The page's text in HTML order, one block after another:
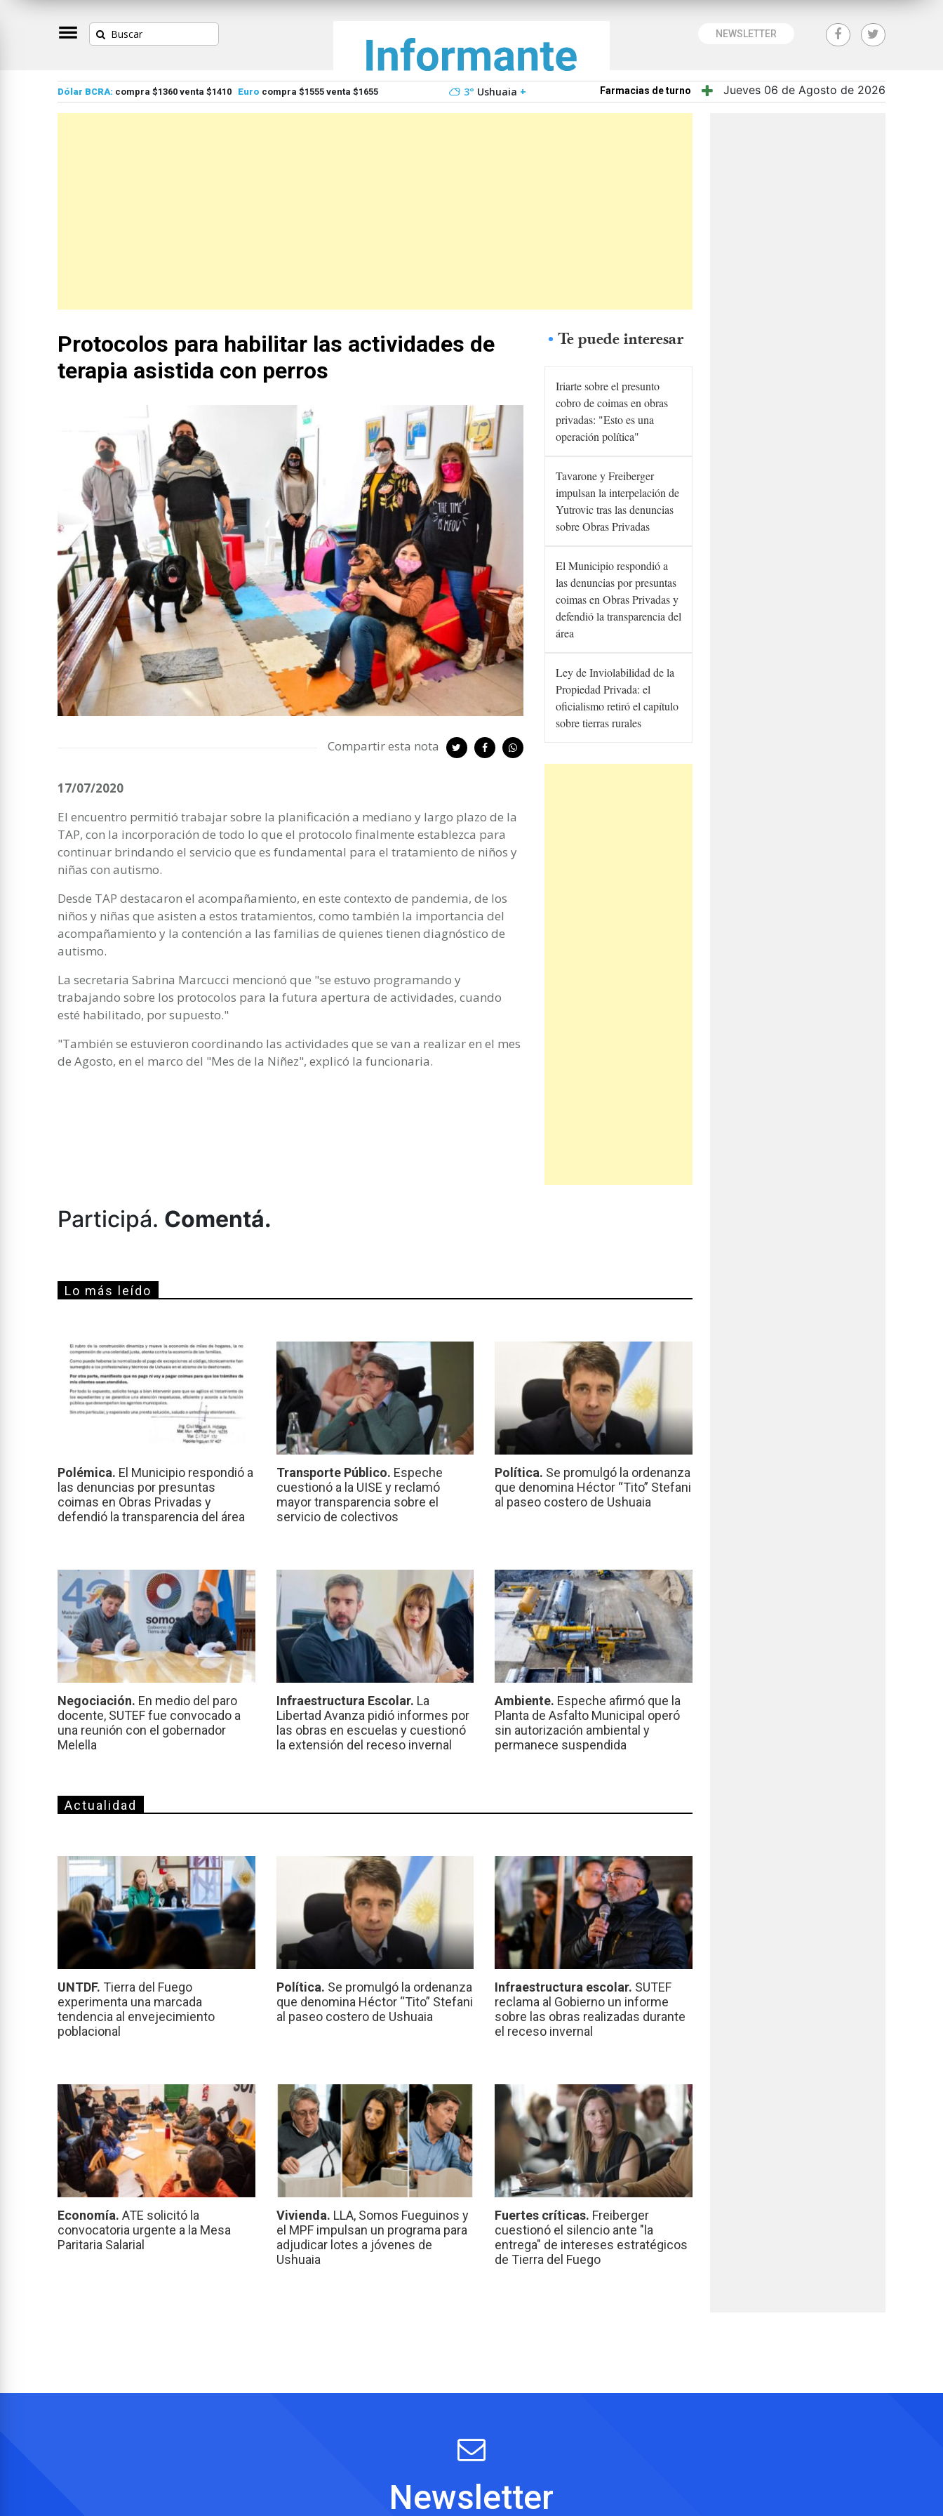
NEWSLETTER
Dólar BCRA: compra $1360 venta $1410 Euro compra $1555 venta $1655 3° Ushuaia + Farmacias de turno Jueves 06 de Agosto de 2026
Protocolos para habilitar las actividades de
terapia asistida con perros
Compartir esta nota
17/07/2020
El encuentro permitió trabajar sobre la planificación a mediano y largo plazo de la
TAP, con la incorporación de todo lo que el protocolo finalmente establezca para
continuar brindando el servicio que es fundamental para el tratamiento de niños y
niñas con autismo.
Desde TAP destacaron el acompañamiento, en este contexto de pandemia, de los
niños y niñas que asisten a estos tratamientos, como también la importancia del
acompañamiento y la contención a las familias de quienes tienen diagnóstico de
autismo.
La secretaria Sabrina Marcucci mencionó que "se estuvo programando y
trabajando sobre los protocolos para la futura apertura de actividades, cuando
esté habilitado, por supuesto."
"También se estuvieron coordinando las actividades que se van a realizar en el mes
de Agosto, en el marco del "Mes de la Niñez", explicó la funcionaria.
Te puede interesar
Iriarte sobre el presunto
cobro de coimas en obras
privadas: "Esto es una
operación política"
Tavarone y Freiberger
impulsan la interpelación de
Yutrovic tras las denuncias
sobre Obras Privadas
El Municipio respondió a
las denuncias por presuntas
coimas en Obras Privadas y
defendió la transparencia del
área
Ley de Inviolabilidad de la
Propiedad Privada: el
oficialismo retiró el capítulo
sobre tierras rurales
Participá. Comentá.
Lo más leído
Polémica. El Municipio respondió a
las denuncias por presuntas
coimas en Obras Privadas y
defendió la transparencia del área
Transporte Público. Espeche
cuestionó a la UISE y reclamó
mayor transparencia sobre el
servicio de colectivos
Política. Se promulgó la ordenanza
que denomina Héctor “Tito” Stefani
al paseo costero de Ushuaia
Negociación. En medio del paro
docente, SUTEF fue convocado a
una reunión con el gobernador
Melella
Infraestructura Escolar. La
Libertad Avanza pidió informes por
las obras en escuelas y cuestionó
la extensión del receso invernal
Ambiente. Espeche afirmó que la
Planta de Asfalto Municipal operó
sin autorización ambiental y
permanece suspendida
Actualidad
UNTDF. Tierra del Fuego
experimenta una marcada
tendencia al envejecimiento
poblacional
Política. Se promulgó la ordenanza
que denomina Héctor “Tito” Stefani
al paseo costero de Ushuaia
Infraestructura escolar. SUTEF
reclama al Gobierno un informe
sobre las obras realizadas durante
el receso invernal
Economía. ATE solicitó la
convocatoria urgente a la Mesa
Paritaria Salarial
Vivienda. LLA, Somos Fueguinos y
el MPF impulsan un programa para
adjudicar lotes a jóvenes de
Ushuaia
Fuertes críticas. Freiberger
cuestionó el silencio ante "la
entrega" de intereses estratégicos
de Tierra del Fuego
Newsletter